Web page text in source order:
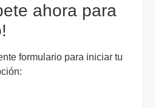
ahora para
formulario para iniciar tu